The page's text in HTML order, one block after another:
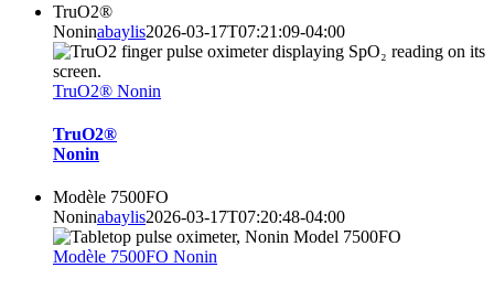
TruO2®
Noninabaylis2026-03-17T07:21:09-04:00
TruO2® Nonin
TruO2®
Nonin
Modèle 7500FO
Noninabaylis2026-03-17T07:20:48-04:00
Modèle 7500FO Nonin